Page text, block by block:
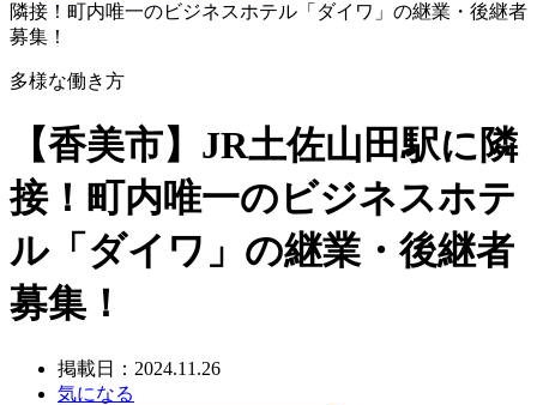
隣接！町内唯一のビジネスホテル「ダイワ」の継業・後継者
募集！
多様な働き方
【香美市】JR土佐山田駅に隣
接！町内唯一のビジネスホテ
ル「ダイワ」の継業・後継者
募集！
掲載日：2024.11.26
気になる